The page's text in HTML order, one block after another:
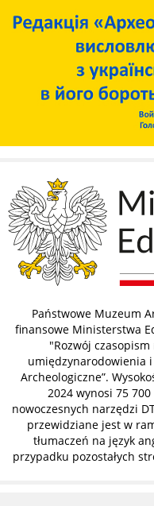
Państwowe Muzeum
finansowe Ministerstwa
"Rozwój
umiędzynarodowienia i
Archeologiczne”.
2024 wynosi 75
nowoczesnych narzędzi
przewidziane jest w
tłumaczeń na język
przypadku pozostałych